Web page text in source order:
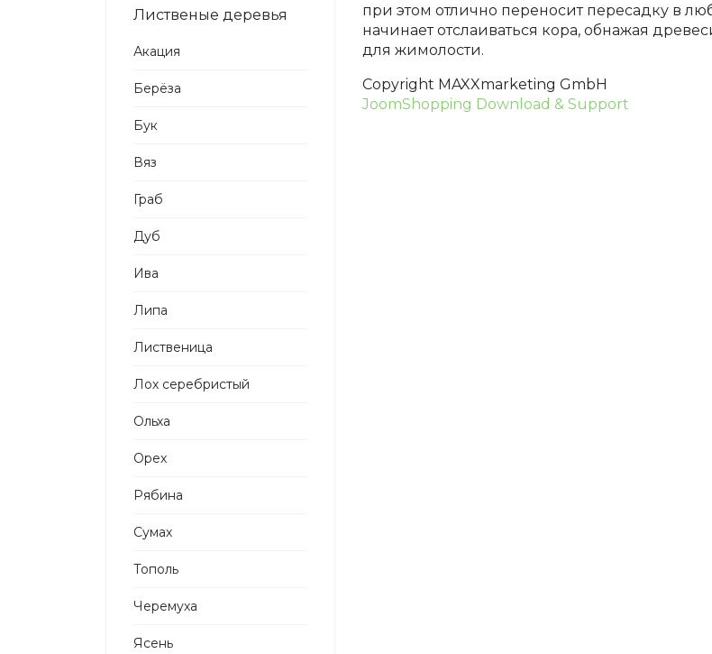
Лиственые деревья
Акация
Берёза
Бук
Вяз
Граб
Дуб
Ива
Липа
Лиственица
Лох серебристый
Ольха
Орех
Рябина
Сумах
Тополь
Черемуха
Ясень
при этом отлично переносит пересадку в
начинает отслаиваться кора, обнажая
для жимолости.
Copyright MAXXmarketing GmbH
JoomShopping Download & Support